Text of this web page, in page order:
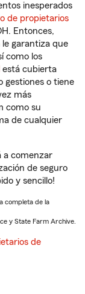
inesperados
de propietarios
Entonces,
le garantiza que
como los
está cubierta
gestiones o tiene
más
como su
de cualquier
a comenzar
de seguro
y sencillo!
completa de la
y State Farm Archive.
de